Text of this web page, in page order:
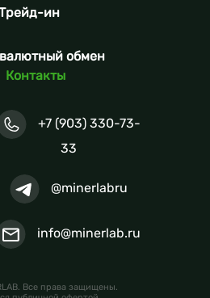
ин
обмен
Контакты
+7 (903) 330-73-
33
@minerlabru
info@minerlab.ru
Все права защищены.